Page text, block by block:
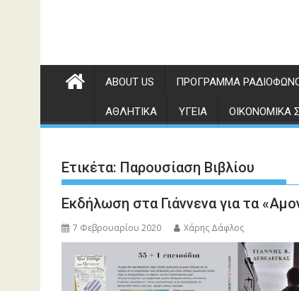
ABOUT US ΠΡΌΓΡΑΜΜΑ
ΑΘΛΗΤΙΚΆ ΥΓΕΊΑ ΟΙΚΟΝΟΜΙΚΆ
Ετικέτα: Παρουσίαση Βιβλίου
Εκδήλωση στα Γιάννενα για τα
7 Φεβρουαρίου 2020 Χάρης Δάφλος